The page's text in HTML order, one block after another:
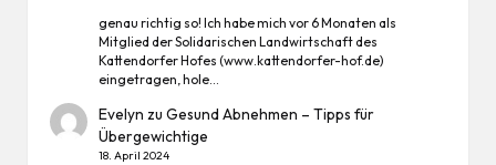
genau richtig so! Ich habe mich vor 6 Monaten als
Mitglied der Solidarischen Landwirtschaft des
Kattendorfer Hofes (www.kattendorfer-hof.de)
eingetragen, hole…
Evelyn zuGesund Abnehmen – Tipps für
Übergewichtige
18. April 2024